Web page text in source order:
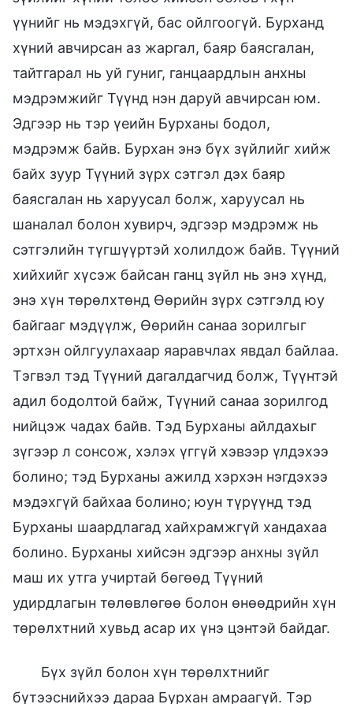
үүнийг нь мэдэхгүй, бас ойлгоогүй. Бурханд
хүний авчирсан аз жаргал, баяр баясгалан,
тайтгарал нь уй гуниг, ганцаардлын анхны
мэдрэмжийг Түүнд нэн даруй авчирсан юм.
Эдгээр нь тэр үеийн Бурханы бодол,
мэдрэмж байв. Бурхан энэ бүх зүйлийг хийж
байх зуур Түүний зүрх сэтгэл дэх баяр
баясгалан нь харуусал болж, харуусал нь
шаналал болон хувирч, эдгээр мэдрэмж нь
сэтгэлийн түгшүүртэй холилдож байв. Түүний
хийхийг хүсэж байсан ганц зүйл нь энэ хүнд,
энэ хүн төрөлхтөнд Өөрийн зүрх сэтгэлд юу
байгааг мэдүүлж, Өөрийн санаа зорилгыг
эртхэн ойлгуулахаар яаравчлах явдал байлаа.
Тэгвэл тэд Түүний дагалдагчид болж, Түүнтэй
адил бодолтой байж, Түүний санаа зорилгод
нийцэж чадах байв. Тэд Бурханы айлдахыг
зүгээр л сонсож, хэлэх үггүй хэвээр үлдэхээ
болино; тэд Бурханы ажилд хэрхэн нэгдэхээ
мэдэхгүй байхаа болино; юун түрүүнд тэд
Бурханы шаардлагад хайхрамжгүй хандахаа
болино. Бурханы хийсэн эдгээр анхны зүйл
маш их утга учиртай бөгөөд Түүний
удирдлагын төлөвлөгөө болон өнөөдрийн хүн
төрөлхтний хувьд асар их үнэ цэнтэй байдаг.
Бүх зүйл болон хүн төрөлхтнийг
бүтээснийхээ дараа Бурхан амраагүй. Тэр